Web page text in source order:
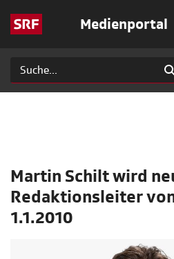
Medienportal
Martin Schilt wird
Redaktionsleiter
1.1.2010